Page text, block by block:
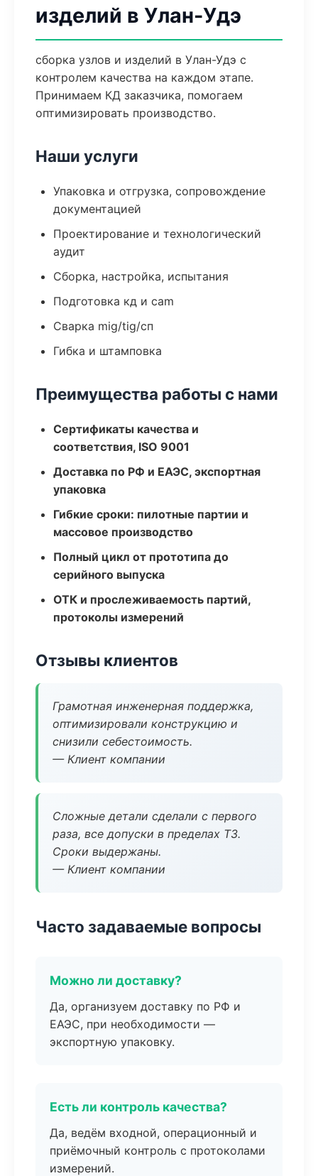
изделий в Улан-Удэ
сборка узлов и изделий в Улан-Удэ с
контролем качества на каждом этапе.
Принимаем КД заказчика, помогаем
оптимизировать производство.
Наши услуги
Упаковка и отгрузка, сопровождение
документацией
Проектирование и технологический
аудит
Сборка, настройка, испытания
Подготовка кд и cam
Сварка mig/tig/сп
Гибка и штамповка
Преимущества работы с нами
Сертификаты качества и
соответствия, ISO 9001
Доставка по РФ и ЕАЭС, экспортная
упаковка
Гибкие сроки: пилотные партии и
массовое производство
Полный цикл от прототипа до
серийного выпуска
ОТК и прослеживаемость партий,
протоколы измерений
Отзывы клиентов
Грамотная инженерная поддержка,
оптимизировали конструкцию и
снизили себестоимость.
— Клиент компании
Сложные детали сделали с первого
раза, все допуски в пределах ТЗ.
Сроки выдержаны.
— Клиент компании
Часто задаваемые вопросы
Можно ли доставку?
Да, организуем доставку по РФ и
ЕАЭС, при необходимости —
экспортную упаковку.
Есть ли контроль качества?
Да, ведём входной, операционный и
приёмочный контроль с протоколами
измерений.